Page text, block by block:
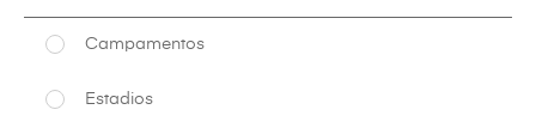
Campamentos
Estadios